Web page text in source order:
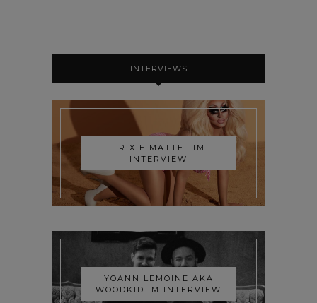
INTERVIEWS
TRIXIE MATTEL IM
INTERVIEW
YOANN LEMOINE AKA
WOODKID IM INTERVIEW